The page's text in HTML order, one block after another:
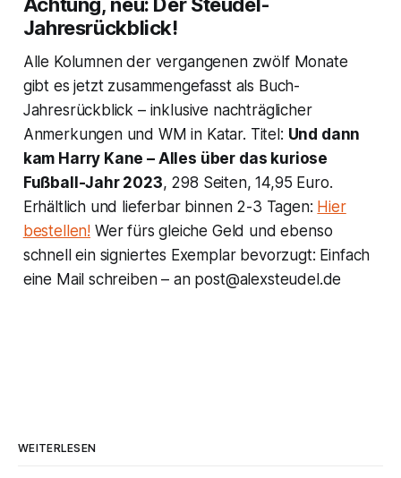
Achtung, neu: Der Steudel-
Jahresrückblick!
Alle Kolumnen der vergangenen zwölf Monate
gibt es jetzt zusammengefasst als Buch-
Jahresrückblick – inklusive nachträglicher
Anmerkungen und WM in Katar. Titel: Und dann
kam Harry Kane – Alles über das kuriose
Fußball-Jahr 2023, 298 Seiten, 14,95 Euro.
Erhältlich und lieferbar binnen 2-3 Tagen: Hier
bestellen! Wer fürs gleiche Geld und ebenso
schnell ein signiertes Exemplar bevorzugt: Einfach
eine Mail schreiben – an post@alexsteudel.de
WEITERLESEN